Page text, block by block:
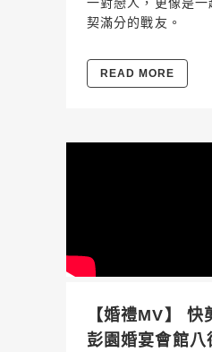
契滿分的戰友。
READ MORE
【婚禮MV】
彭園婚宴會館八